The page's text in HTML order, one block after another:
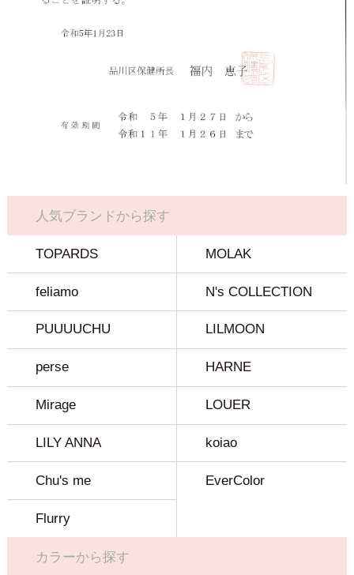
人気ブランドから探す
TOPARDS MOLAK
feliamo N's COLLECTION
PUUUUCHU LILMOON
perse HARNE
Mirage LOUER
LILY ANNA koiao
Chu's me EverColor
Flurry
カラーから探す